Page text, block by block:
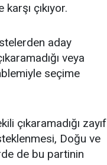
çıkıyor.
aday
veya
seçime
çıkaramadığı zayıf
Doğu ve
de bu partinin